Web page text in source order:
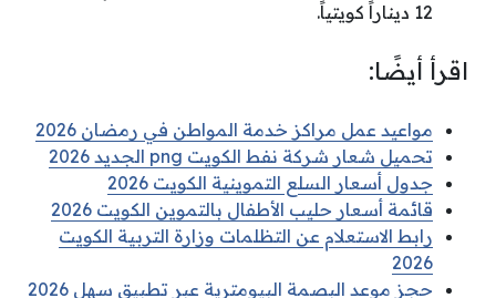
12 ديناراً كويتياً.
اقرأ أيضًا:
مواعيد عمل مراكز خدمة المواطن في رمضان 2026
تحميل شعار شركة نفط الكويت png الجديد 2026
جدول أسعار السلع التموينية الكويت 2026
قائمة أسعار حليب الأطفال بالتموين الكويت 2026
رابط الاستعلام عن التظلمات وزارة التربية الكويت
2026
حجز موعد البصمة البيومترية عبر تطبيق سهل 2026